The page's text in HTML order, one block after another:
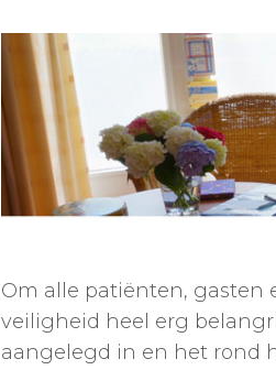
Om alle patiënten, gasten
veiligheid heel erg
aangelegd in en het rond